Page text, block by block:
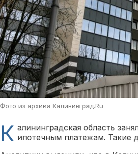
Фото из архива Калининград.Ru
К алининградская область
ипотечным платежам. Такие